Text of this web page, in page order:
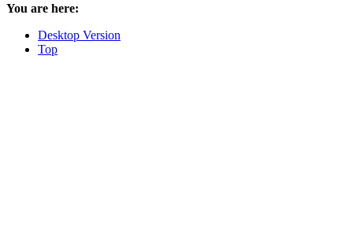
You are here:
Desktop Version
Top